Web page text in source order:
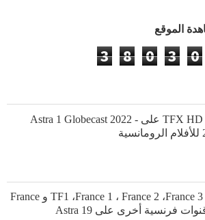
الموقع
3 8 0 3 0
تردد TFX HD على Astra 1 Globecast 2022 -
تردد TF1 ،France 1 ، France 2 ،France 3 و France